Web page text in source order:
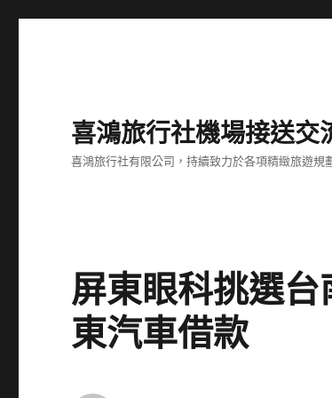
喜鴻旅行社機場接送交
喜鴻旅行社有限公司，持續致力於各項精緻旅遊
屏東眼科挑選
東汽車借款